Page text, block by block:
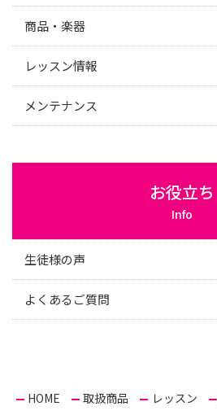
商品・楽器
レッスン情報
メンテナンス
お役立ち
Info
生徒様の声
よくあるご質問
HOME 取扱商品 レッスン